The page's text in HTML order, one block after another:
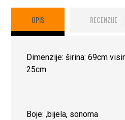
OPIS RECENZIJE
Dimenzije: širina: 69cm
25cm
Boje: ,bijela, sonoma